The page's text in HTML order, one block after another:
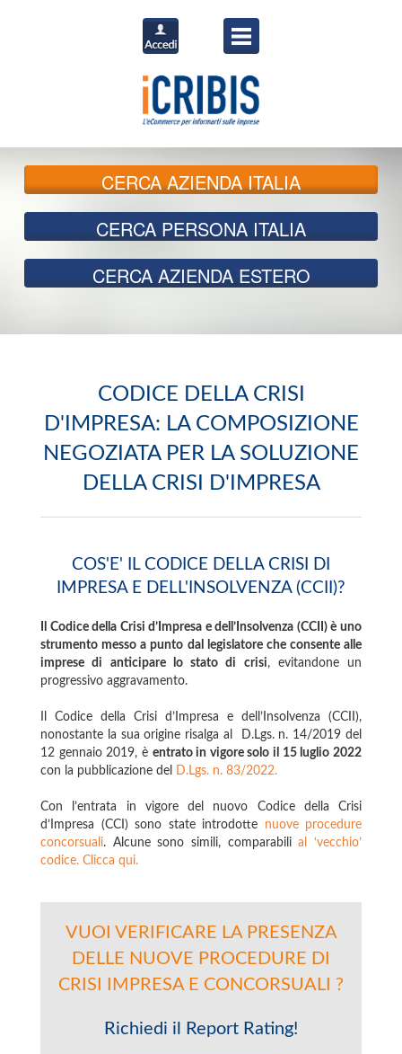
CERCAAZIENDA ITALIA
CERCA PERSONA ITALIA
CERCA AZIENDA ESTERO
CODICE DELLA CRISI
D'IMPRESA: LA COMPOSIZIONE
NEGOZIATA PER LA SOLUZIONE
DELLA CRISI D'IMPRESA
COS'E' IL CODICE DELLA CRISI DI
IMPRESA E DELL'INSOLVENZA (CCII)?
Il Codice della Crisi d’Impresa e dell’Insolvenza (CCII) è uno
strumento messo a punto dal legislatore che consente alle
imprese di anticipare lo stato di crisi, evitandone un
progressivo aggravamento.
Il Codice della Crisi d’Impresa e dell’Insolvenza (CCII),
nonostante la sua origine risalga al D.Lgs. n. 14/2019 del
12 gennaio 2019, è entrato in vigore solo il 15 luglio 2022
con la pubblicazione del
D.Lgs. n. 83/2022.
Con l’entrata in vigore del nuovo Codice della Crisi
d’Impresa (CCI) sono state introdotte
nuove procedure
concorsuali. Alcune sono simili, comparabilial ‘vecchio’
codice. Clicca qui.
VUOI VERIFICARE LA PRESENZA
DELLE NUOVE PROCEDURE DI
CRISI IMPRESA E CONCORSUALI ?
Richiedi il Report Rating!